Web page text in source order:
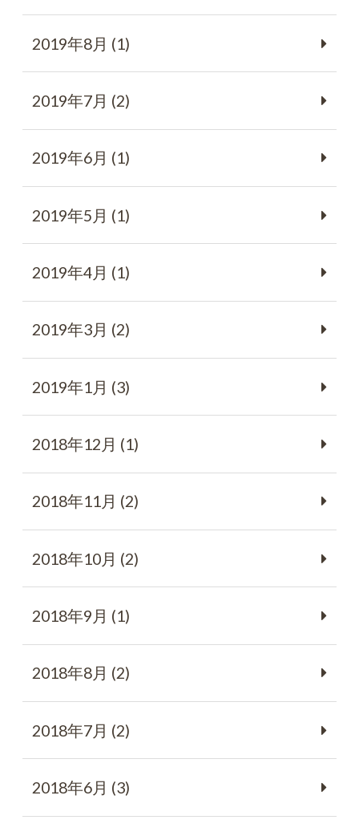
2019年8月 (1)
2019年7月 (2)
2019年6月 (1)
2019年5月 (1)
2019年4月 (1)
2019年3月 (2)
2019年1月 (3)
2018年12月 (1)
2018年11月 (2)
2018年10月 (2)
2018年9月 (1)
2018年8月 (2)
2018年7月 (2)
2018年6月 (3)